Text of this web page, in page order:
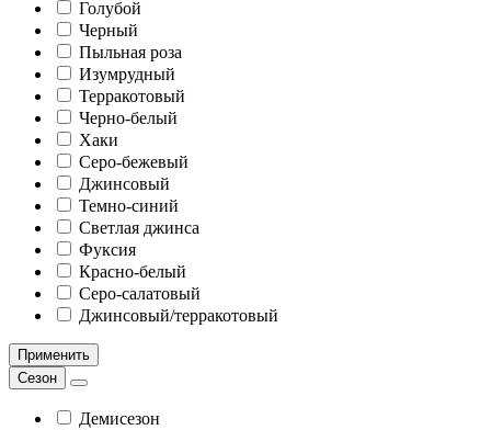
Голубой
Черный
Пыльная роза
Изумрудный
Терракотовый
Черно-белый
Хаки
Серо-бежевый
Джинсовый
Темно-синий
Светлая джинса
Фуксия
Красно-белый
Серо-салатовый
Джинсовый/терракотовый
Применить
Сезон
Демисезон